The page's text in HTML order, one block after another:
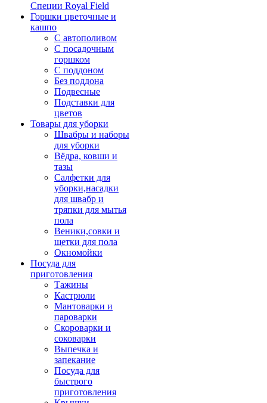
Специи Royal Field
Горшки цветочные и
кашпо
С автополивом
С посадочным
горшком
С поддоном
Без поддона
Подвесные
Подставки для
цветов
Товары для уборки
Швабры и наборы
для уборки
Вёдра, ковши и
тазы
Салфетки для
уборки,насадки
для швабр и
тряпки для мытья
пола
Веники,совки и
щетки для пола
Окномойки
Посуда для
приготовления
Тажины
Кастрюли
Мантоварки и
пароварки
Скороварки и
соковарки
Выпечка и
запекание
Посуда для
быстрого
приготовления